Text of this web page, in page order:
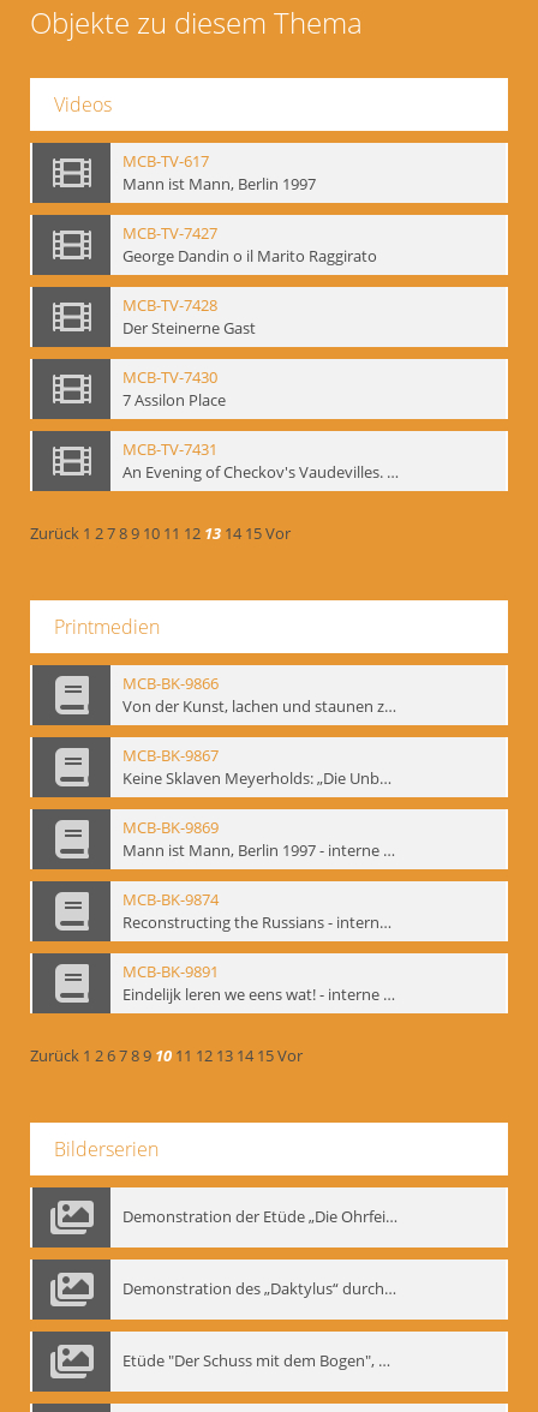
Objekte zu diesem Thema
Videos
MCB-TV-617
Mann ist Mann, Berlin 1997
MCB-TV-7427
George Dandin o il Marito Raggirato
MCB-TV-7428
Der Steinerne Gast
MCB-TV-7430
7 Assilon Place
MCB-TV-7431
An Evening of Checkov's Vaudevilles. The Evils of Tobacco, The Bear, The Marriage Proposal
Zurück 1 2789 10 11 12 13 14 15Vor
Printmedien
MCB-BK-9866
Von der Kunst, lachen und staunen zu machen. Das Meyerhold-Projekt im bat Studiotheater - interne Signatur: BM-prt-63
MCB-BK-9867
Keine Sklaven Meyerholds: „Die Unbekannte“ und „Eine gewisse Anzahl Gespräche im bat“ - interne Signatur: BM-prt-64
MCB-BK-9869
Mann ist Mann, Berlin 1997 - interne Signatur: BM-prt-66
MCB-BK-9874
Reconstructing the Russians - interne Signatur: BM-prt-70b
MCB-BK-9891
Eindelijk leren we eens wat! - interne Signatur: BM-prt-86
Zurück 1 26789 10 11 12 13 14 15Vor
Bilderserien
Demonstration der Etüde „Die Ohrfeige“
Demonstration des „Daktylus“ durch Gennadij Nikolajewitsch Bogdanow, Berlin 1991
Etüde "Der Schuss mit dem Bogen", Gennadij Bogdanow